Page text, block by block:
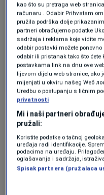
BIZNIS
Tri bh.
godini
godini
Amela
Produktivnost je
navodi se –
zaposlenom
smanjenje broja
kao što su pretraga web
računaru . Odabir Prihvatam
pružila podrška dolje
partneri obrađujemo podatke
sadržaja i reklama koje vidite
odabir postavki možete
odabir ili pristanak tako što
postavkama link na dnu ove
lijevom dijelu web stranice, ako
mijenjati u okviru našeg Wеб
Uredbu o postupanju s ličnim
privatnosti
Mi i naši partneri
pružali:
Koristite podatke o tačnoj
uređaja radi identifikacije.
podacima na uređaju.
oglašavanja i sadržaja,
Spisak partnera (pružalaca